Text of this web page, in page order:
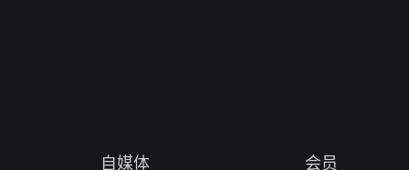
自媒体 会员